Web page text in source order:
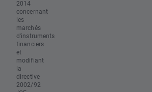
2014
concernant
les
marchés
d'instruments
financiers
et
modifiant
la
directive
2002/92